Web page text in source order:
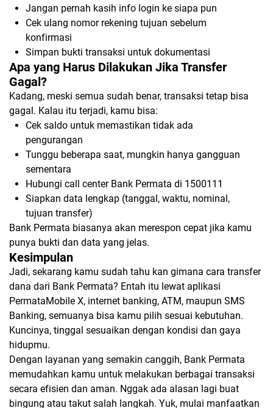
Jangan pernah kasih info login ke siapa pun
Cek ulang nomor rekening tujuan sebelum
konfirmasi
Simpan bukti transaksi untuk dokumentasi
Apa yang Harus Dilakukan Jika Transfer
Gagal?
Kadang, meski semua sudah benar, transaksi tetap bisa
gagal. Kalau itu terjadi, kamu bisa:
Cek saldo untuk memastikan tidak ada
pengurangan
Tunggu beberapa saat, mungkin hanya gangguan
sementara
Hubungi call center Bank Permata di 1500111
Siapkan data lengkap (tanggal, waktu, nominal,
tujuan transfer)
Bank Permata biasanya akan merespon cepat jika kamu
punya bukti dan data yang jelas.
Kesimpulan
Jadi, sekarang kamu sudah tahu kan gimana cara transfer
dana dari Bank Permata? Entah itu lewat aplikasi
PermataMobile X, internet banking, ATM, maupun SMS
Banking, semuanya bisa kamu pilih sesuai kebutuhan.
Kuncinya, tinggal sesuaikan dengan kondisi dan gaya
hidupmu.
Dengan layanan yang semakin canggih, Bank Permata
memudahkan kamu untuk melakukan berbagai transaksi
secara efisien dan aman. Nggak ada alasan lagi buat
bingung atau takut salah langkah. Yuk, mulai manfaatkan